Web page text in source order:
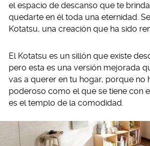
el espacio de descanso que te
quedarte en él toda una eternidad.
Kotatsu, una creación que ha sido
El Kotatsu es un sillón que existe
pero esta es una versión mejorada
vas a querer en tu hogar, porque no
poderoso como el que se tiene con
es el templo de la comodidad.